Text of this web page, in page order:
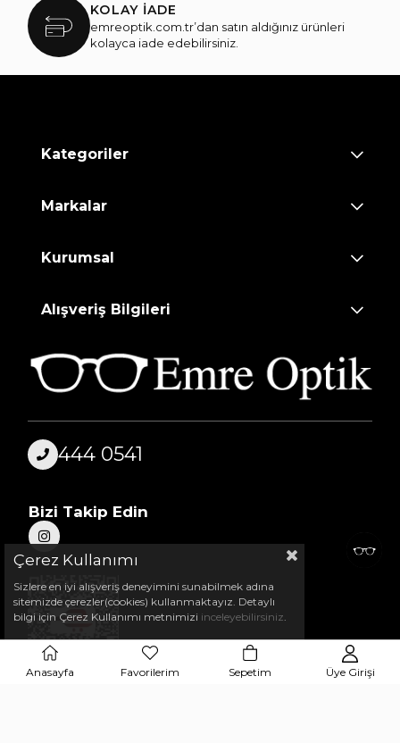
KOLAY İADE
emreoptik.com.tr’dan satın aldığınız ürünleri
kolayca iade edebilirsiniz.
Kategoriler
Markalar
Kurumsal
Alışveriş Bilgileri
444 0541
Bizi Takip Edin
Çerez Kullanımı
Sizlere en iyi alışveriş deneyimini sunabilmek adına
sitemizde çerezler(cookies) kullanmaktayız. Detaylı
bilgi için Çerez Kullanımı metnimizi inceleyebilirsiniz.
Anasayfa Favorilerim Sepetim Üye Girişi